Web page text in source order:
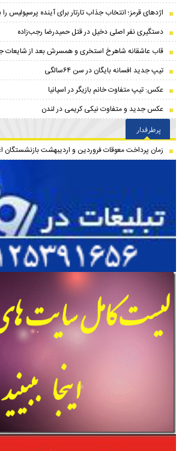
اژدهای قرمز؛ انتخاب جذاب تارتار برای آینده پرسپولیس
دستگیری نفر اصلی دخیل در قتل حمیدرضا رجب‌زاده
قاب عاشقانه شاهرخ استخری و همسرش بعد از شایعات
تیپ جدید افسانه بایگان در سن ۶۴سالگی
عکس: تیپ متفاوت خانم بازیگر در اسپانیا
عکس جدید و متفاوت نیکی کریمی در لندن
پرطرفدار
زمان پرداخت معوقات فروردین و اردیبهشت بازنشستگان